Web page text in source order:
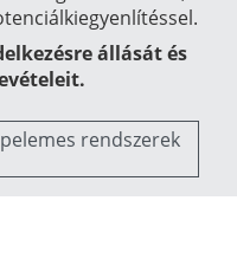
állását és
rendszerek